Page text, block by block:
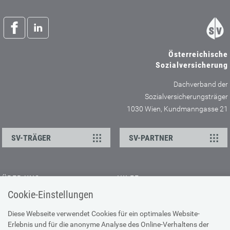
Cookie-Einstellungen
Diese Webseite verwendet Cookies für ein optimales Website-
Erlebnis und für die anonyme Analyse des Online-Verhaltens der
Österreichische
Sozialversicherung
Dachverband der
Sozialversicherungsträger
1030 Wien, Kundmanngasse 21
SV-TRÄGER SV-PARTNER
ÜBER UNS
Kontakt
Offene Stellen
Presse
HILFE
Browser-Info & Sicherheit
Hilfe zur Suche